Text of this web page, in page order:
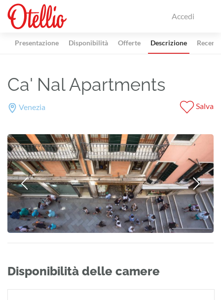
Accedi
Presentazione Disponibilità Offerte Descrizione
Ca' Nal Apartments
Venezia Salva
Disponibilità delle camere